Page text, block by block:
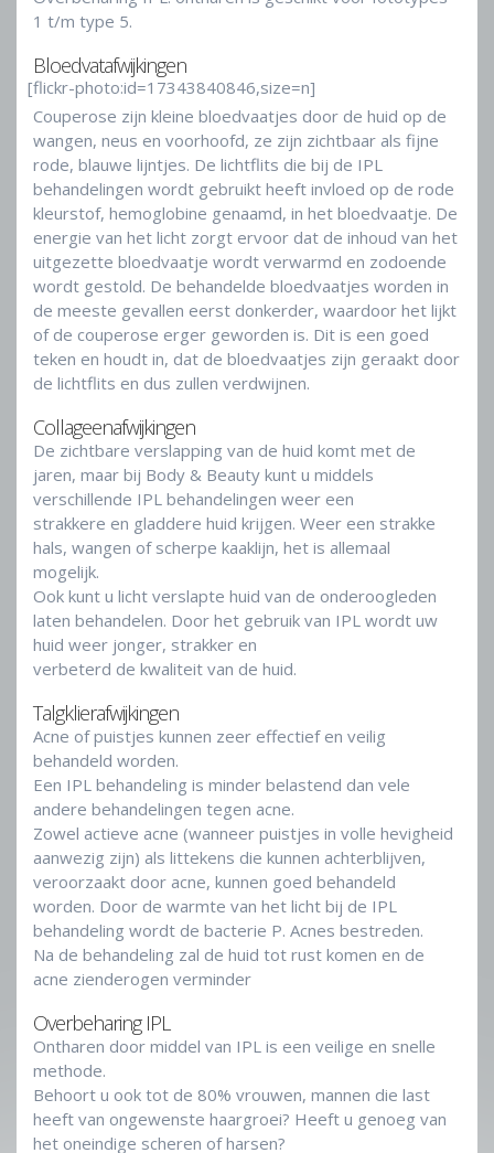
1 t/m type 5.
Bloedvatafwijkingen
[flickr-photo:id=17343840846,size=n]
Couperose zijn kleine bloedvaatjes door de huid op de
wangen, neus en voorhoofd, ze zijn zichtbaar als fijne
rode, blauwe lijntjes. De lichtflits die bij de IPL
behandelingen wordt gebruikt heeft invloed op de rode
kleurstof, hemoglobine genaamd, in het bloedvaatje. De
energie van het licht zorgt ervoor dat de inhoud van het
uitgezette bloedvaatje wordt verwarmd en zodoende
wordt gestold. De behandelde bloedvaatjes worden in
de meeste gevallen eerst donkerder, waardoor het lijkt
of de couperose erger geworden is. Dit is een goed
teken en houdt in, dat de bloedvaatjes zijn geraakt door
de lichtflits en dus zullen verdwijnen.
Collageenafwijkingen
De zichtbare verslapping van de huid komt met de
jaren, maar bij Body & Beauty kunt u middels
verschillende IPL behandelingen weer een
strakkere en gladdere huid krijgen. Weer een strakke
hals, wangen of scherpe kaaklijn, het is allemaal
mogelijk.
Ook kunt u licht verslapte huid van de onderoogleden
laten behandelen. Door het gebruik van IPL wordt uw
huid weer jonger, strakker en
verbeterd de kwaliteit van de huid.
Talgklierafwijkingen
Acne of puistjes kunnen zeer effectief en veilig
behandeld worden.
Een IPL behandeling is minder belastend dan vele
andere behandelingen tegen acne.
Zowel actieve acne (wanneer puistjes in volle hevigheid
aanwezig zijn) als littekens die kunnen achterblijven,
veroorzaakt door acne, kunnen goed behandeld
worden. Door de warmte van het licht bij de IPL
behandeling wordt de bacterie P. Acnes bestreden.
Na de behandeling zal de huid tot rust komen en de
acne zienderogen verminder
Overbeharing IPL
Ontharen door middel van IPL is een veilige en snelle
methode.
Behoort u ook tot de 80% vrouwen, mannen die last
heeft van ongewenste haargroei? Heeft u genoeg van
het oneindige scheren of harsen?